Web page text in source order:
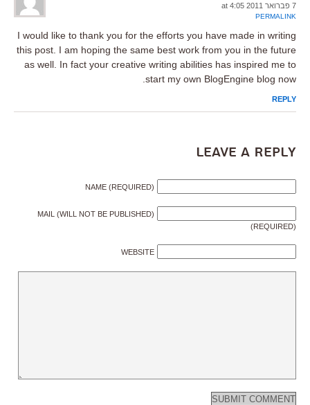
7 פברואר 2011 at 4:05
PERMALINK
I would like to thank you for the efforts you have made in writing
this post. I am hoping the same best work from you in the future
as well. In fact your creative writing abilities has inspired me to
start my own BlogEngine blog now.
REPLY
Leave a Reply
NAME (REQUIRED)
MAIL (WILL NOT BE PUBLISHED)
(REQUIRED)
WEBSITE